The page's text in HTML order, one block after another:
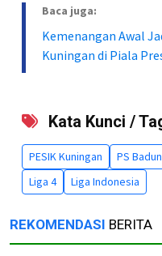
Baca juga:
Kemenangan Awal
Kuningan di Piala
Kata Kunci /
PESIK Kuningan PS
Liga 4
Liga Indonesia
REKOMENDASI BERITA